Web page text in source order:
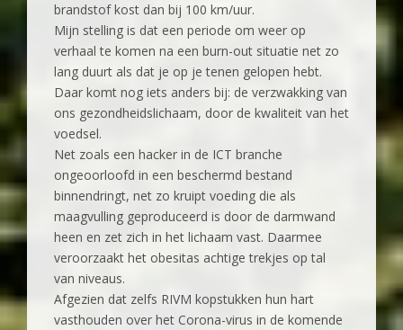
brandstof kost dan bij 100 km/uur.
Mijn stelling is dat een periode om weer op
verhaal te komen na een burn-out situatie net zo
lang duurt als dat je op je tenen gelopen hebt.
Daar komt nog iets anders bij: de verzwakking van
ons gezondheidslichaam, door de kwaliteit van het
voedsel.
Net zoals een hacker in de ICT branche
ongeoorloofd in een beschermd bestand
binnendringt, net zo kruipt voeding die als
maagvulling geproduceerd is door de darmwand
heen en zet zich in het lichaam vast. Daarmee
veroorzaakt het obesitas achtige trekjes op tal
van niveaus.
Afgezien dat zelfs RIVM kopstukken hun hart
vasthouden over het Corona-virus in de komende